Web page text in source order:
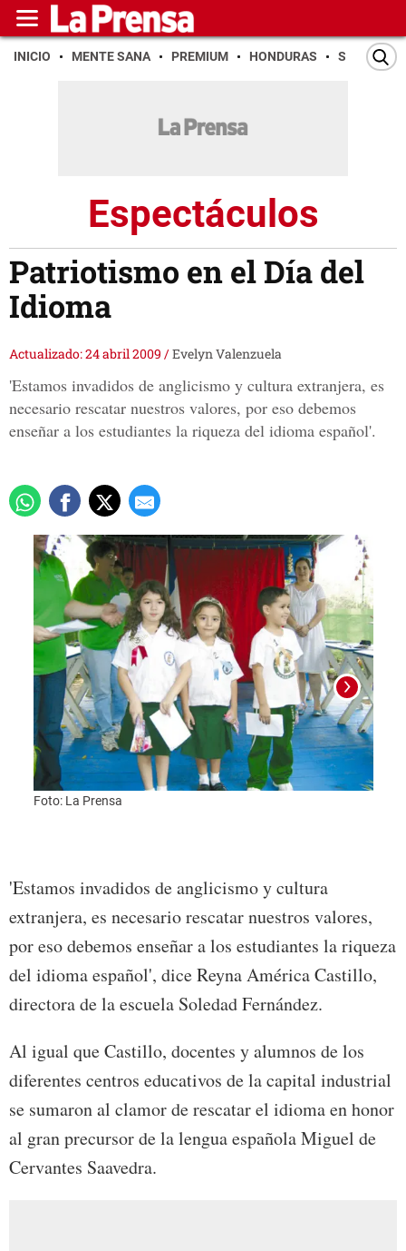
INICIO MENTE SANA PREMIUM HONDURAS SAN PEDRO
Espectáculos
Patriotismo en el Día del
Idioma
Actualizado: 24 abril 2009 /Evelyn Valenzuela
'Estamos invadidos de anglicismo y cultura extranjera, es
necesario rescatar nuestros valores, por eso debemos
enseñar a los estudiantes la riqueza del idioma español'.
Foto: La Prensa
Foto:
'Estamos invadidos de anglicismo y cultura
extranjera, es necesario rescatar nuestros valores,
por eso debemos enseñar a los estudiantes la riqueza
del idioma español', dice Reyna América Castillo,
directora de la escuela Soledad Fernández.
Al igual que Castillo, docentes y alumnos de los
diferentes centros educativos de la capital industrial
se sumaron al clamor de rescatar el idioma en honor
al gran precursor de la lengua española Miguel de
Cervantes Saavedra.